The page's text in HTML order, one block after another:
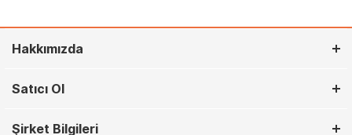
Hakkımızda
Satıcı Ol
Şirket Bilgileri